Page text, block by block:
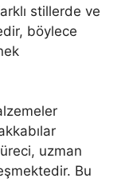
stillerde ve
böylece
uzman
Bu